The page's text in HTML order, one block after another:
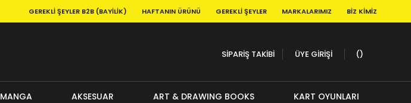
GEREKLI ŞEYLER B2B (BAYILIK) HAFTANIN ÜRÜNÜ GEREKLI ŞEYLER MARKALARIMIZ BIZ KIMIZ
SİPARİŞ TAKİBİ ÜYE GİRİŞİ
MANGA AKSESUAR ART & DRAWING BOOKS KART OYUNLARI